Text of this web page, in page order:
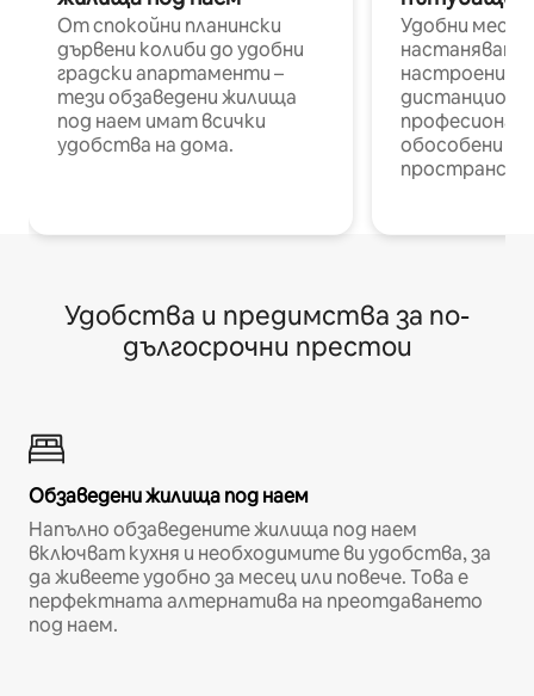
От спокойни планински
дървени колиби до удобни
градски апартаменти –
тези обзаведени жилища
под наем имат всички
удобства на дома.
Удобни
настаняване
настроени и
обособени
Удобства и предимства за по-
дългосрочни престои
Обзаведени жилища под наем
Напълно обзаведените жилища под наем
включват кухня и необходимите ви удобства, за
да живеете удобно за месец или повече. Това е
перфектната алтернатива на преотдаването
под наем.